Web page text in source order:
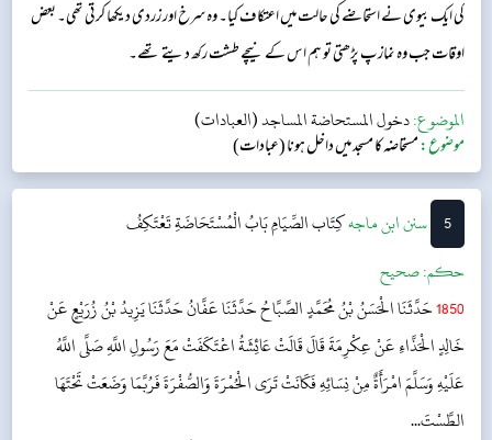
کی ایک بیوی نے استحاضے کی حالت میں اعتکاف کیا۔ وہ سرخ اور زردی دیکھا کر تی تھی۔ بعض
اوقات جب وہ نماز پ پڑھتی تو ہم اس کے نیچے طشت رکھ دیتے تھے۔
الموضوع:دخول المستحاضة المساجد (العبادات)
موضوع:مستحاضہ کا مسجد میں داخل ہونا (عبادات)
5 ‌سنن ابن ماجهكِتَاب الصِّيَامِبَابُ الْمُسْتَحَاضَةِ تَعْتَكِفُ
حکم:صحیح
1850حَدَّثَنَا الْحَسَنُ بْنُ مُحَمَّدٍ الصَّبَّاحُ حَدَّثَنَا عَفَّانُ حَدَّثَنَا يَزِيدُ بْنُ زُرَيْعٍ عَنْ
خَالِدٍ الْحَذَّاءِ عَنْ عِكْرِمَةَ قَالَ قَالَتْ عَائِشَةُ اعْتَكَفَتْ مَعَ رَسُولِ اللَّهِ صَلَّى اللَّهُ
عَلَيْهِ وَسَلَّمَ امْرَأَةٌ مِنْ نِسَائِهِ فَكَانَتْ تَرَى الْحُمْرَةَ وَالصُّفْرَةَ فَرُبَّمَا وَضَعَتْ تَحْتَهَا
الطَّسْتَ...